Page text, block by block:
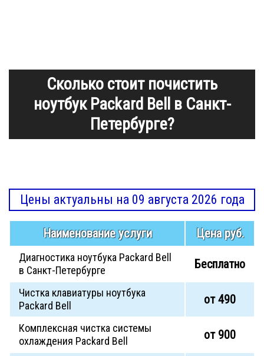
Сколько стоит почистить
ноутбук Packard Bell в Санкт-
Петербурге?
Цены актуальны на 09 августа 2026 года
Наименование услуги Цена руб.
Диагностика ноутбука Packard Bell
в Санкт-Петербурге
Бесплатно
Чистка клавиатуры ноутбука
Packard Bell
от 490
Комплексная чистка системы
охлаждения Packard Bell
от 900